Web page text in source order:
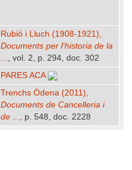
Rubió i Lluch (1908-1921),
Documents per l'historia de la
... , vol. 2, p. 294, doc. 302
PARES ACA
Trenchs Òdena (2011),
Documents de Cancelleria i
de ... , p. 548, doc. 2228